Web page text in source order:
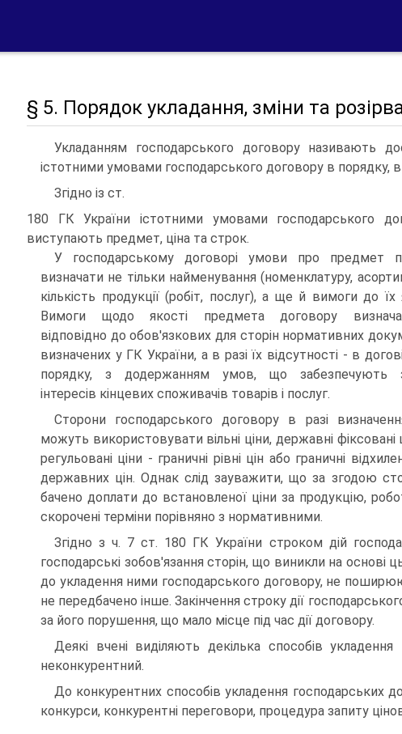
§ 5. Порядок укладання, зміни та
Укладанням господарського договору називають
істотними умо­вами господарського договору в порядку,
Згідно із ст.
180 ГК України істотними умовами госпо­дарського
виступають предмет, ціна та строк.
У господарському договорі умови про предмет
визначати не тільки найменування (номенклатуру,
кількість продукції (робіт, послуг), а ще й вимоги до їх
Вимоги щодо якості предмета договору
відповідно до обов'язкових для сторін нормативних
визначених у ГК України, а в разі їх відсутності - в
порядку, з додержанням умов, що забезпечу­ють
інтересів кінцевих споживачів товарів і послуг.
Сторони господарського договору в разі
можуть використовувати вільні ціни, державні фіксовані
регульовані ціни - граничні рівні цін або граничні
державних цін. Однак слід зауважити, що за згодою
бачено доплати до встановленої ціни за продукцію,
скорочені терміни порівняно з нормативними.
Згідно з ч. 7 ст. 180 ГК України строком дій
господарські зобов'язання сторін, що виникли на основі
до укладення ними господарського договору, не
не передбачено інше. Закін­чення строку дії
за його порушення, що мало місце під час дії договору.
Деякі вчені виділяють декілька способів
неконкурентний.
До конкурентних способів укладення господарських
конкур­си, конкурентні переговори, процедура запиту